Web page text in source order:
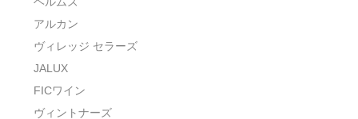
アルカン
ヴィレッジ セラーズ
JALUX
FICワイン
ヴィントナーズ